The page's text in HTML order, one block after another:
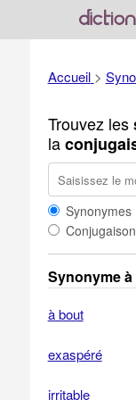
Accueil >
Trouvez les
la
Synonymes
Conjugaison
Synonyme à
à bout
exaspéré
irritable